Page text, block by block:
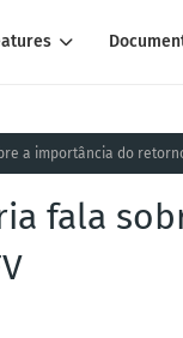
a importância do
fala